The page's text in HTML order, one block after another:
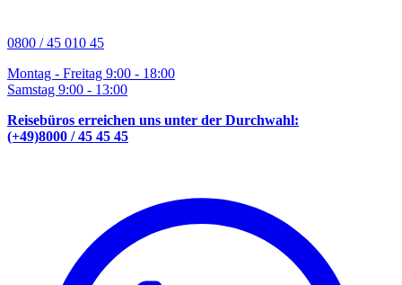
0800 / 45 010 45
Montag - Freitag 9:00 - 18:00
Samstag 9:00 - 13:00
Reisebüros erreichen uns unter der Durchwahl:
(+49)8000 / 45 45 45